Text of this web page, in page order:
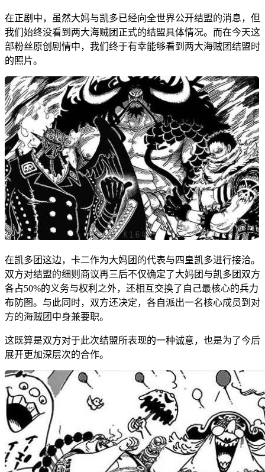
在正剧中，虽然大妈与凯多已经向全世界公开结盟的消息，但
我们始终没看到两大海贼团正式的结盟具体情况。而在今天这
部粉丝原创剧情中，我们终于有幸能够看到两大海贼团结盟时
的照片。
在凯多团这边，卡二作为大妈团的代表与四皇凯多进行接洽。
双方对结盟的细则商议再三后不仅确定了大妈团与凯多团双方
各占50%的义务与权利之外，还相互交换了自己最核心的兵力
布防图。与此同时，双方还决定，各自派出一名核心成员到对
方的海贼团中身兼要职。
这既算是双方对于此次结盟所表现的一种诚意，也是为了今后
展开更加深层次的合作。